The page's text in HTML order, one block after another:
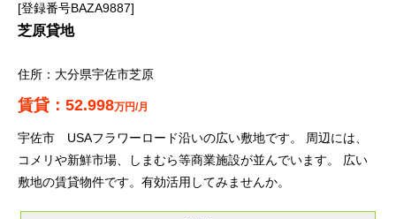
登録番号BAZA9887
芝原貸地
大分県宇佐市芝原
52.998万円/月
宇佐市 USAフラワーロード沿いの広い敷地です。 周辺には、
コメリや新鮮市場、しまむら等商業施設が並んでいます。 広い
敷地の賃貸物件です。有効活用してみませんか。